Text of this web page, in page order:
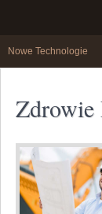
Nowe Technologie
Zdrowie